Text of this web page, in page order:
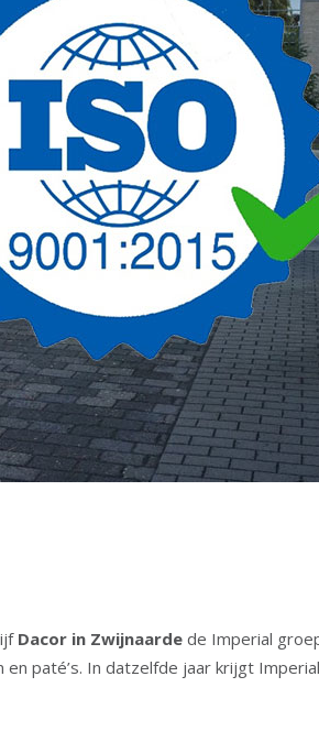
Dacor in Zwijnaarde de Imperial
en paté’s. In datzelfde jaar krijgt